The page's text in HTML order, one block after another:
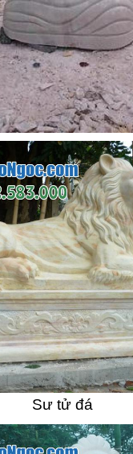
Sư tử đá